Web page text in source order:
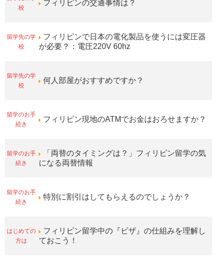
校
フィリピンの交通事情は？
留学先の学
校
フィリピンで日本の電化製品を使うには変圧器
が必要？：電圧220V 60hz
留学先の学
校
何人部屋がおすすめですか？
留学のお手
続き
フィリピン現地のATMでお金はおろせますか？
留学のお手
続き
「両替のタイミングは？」フィリピン留学の気
になる両替情報
留学のお手
続き
特別に割引はしてもらえるのでしょうか？
はじめての
方は
フィリピン留学中の『ビザ』の仕組みを理解し
ておこう！